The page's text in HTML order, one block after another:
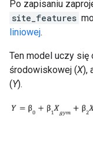
Po zapisaniu
site_features
liniowej.
Ten model uczy się
środowiskowej (X),
(Y).